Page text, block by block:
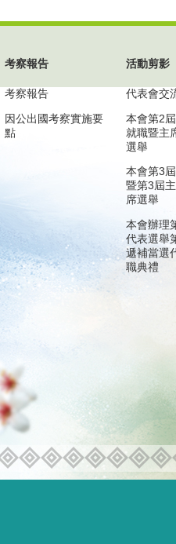
考察報告
考察報告
因公出國考察實施要
點
活動剪影
代表會交
本會第2
就職暨主
選舉
本會第3
暨第3屆
席選舉
本會辦理
代表選舉
遞補當選
職典禮